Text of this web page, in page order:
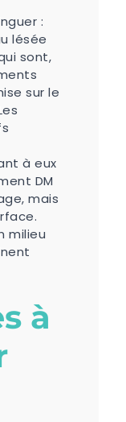
:
lésée
sont,
sur le
à eux
DM
mais
milieu
à